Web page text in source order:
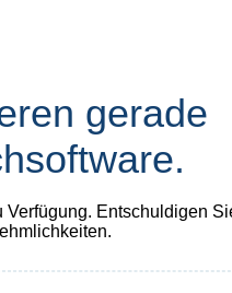
gerade
Entschuldigen